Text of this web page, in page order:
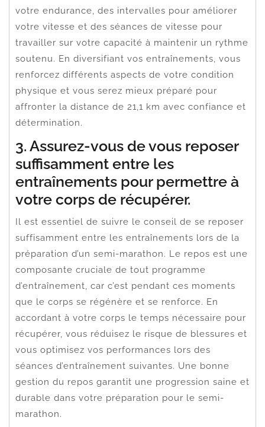
votre endurance, des intervalles pour améliorer
votre vitesse et des séances de vitesse pour
travailler sur votre capacité à maintenir un rythme
soutenu. En diversifiant vos entraînements, vous
renforcez différents aspects de votre condition
physique et vous serez mieux préparé pour
affronter la distance de 21,1 km avec confiance et
détermination.
3. Assurez-vous de vous reposer
suffisamment entre les
entraînements pour permettre à
votre corps de récupérer.
Il est essentiel de suivre le conseil de se reposer
suffisamment entre les entraînements lors de la
préparation d’un semi-marathon. Le repos est une
composante cruciale de tout programme
d’entraînement, car c’est pendant ces moments
que le corps se régénère et se renforce. En
accordant à votre corps le temps nécessaire pour
récupérer, vous réduisez le risque de blessures et
vous optimisez vos performances lors des
séances d’entraînement suivantes. Une bonne
gestion du repos garantit une progression saine et
durable dans votre préparation pour le semi-
marathon.